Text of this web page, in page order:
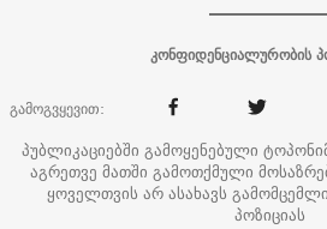
კონფიდენციალურობის
გამოგვყევით:
პუბლიკაციებში გამოყენებული
აგრეთვე მათში გამოთქმული
ყოველთვის არ ასახავს
პოზიციას